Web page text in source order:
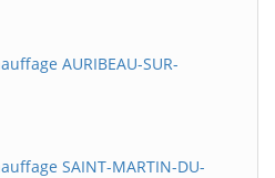
AURIBEAU-SUR-
SAINT-MARTIN-DU-